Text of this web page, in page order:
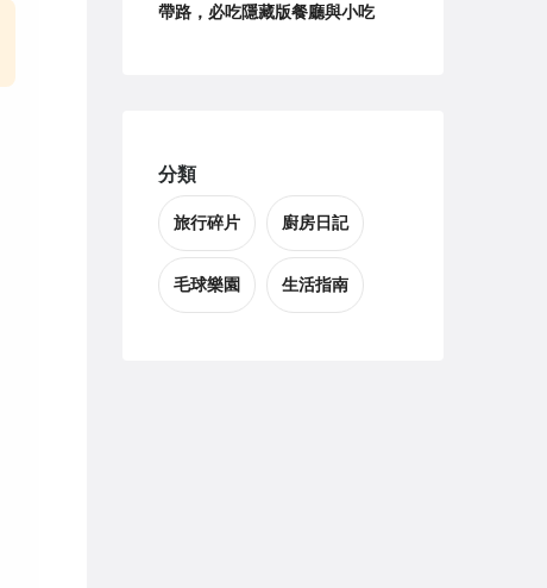
帶路，必吃隱藏版餐廳與小吃
分類
旅行碎片 廚房日記
毛球樂園 生活指南